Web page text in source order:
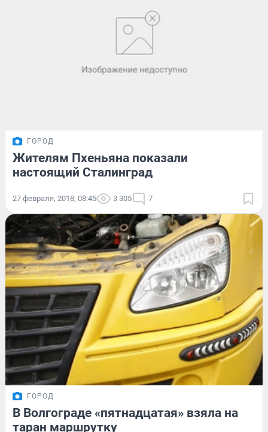
ГОРОД
Жителям Пхеньяна показали
настоящий Сталинград
27 февраля, 2018, 08:45 3 305 7
ГОРОД
В Волгограде «пятнадцатая» взяла на
таран маршрутку